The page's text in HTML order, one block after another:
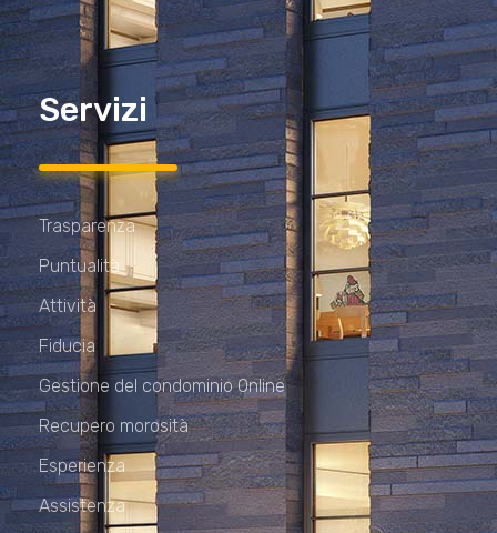
Servizi
Trasparenza
Puntualità
Attività
Fiducia
Gestione del condominio Online
Recupero morosità
Esperienza
Assistenza